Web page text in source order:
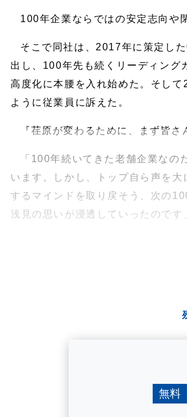
100年企業ならではの安定志向や
そこで同社は、2017年に策定し
出し、100年先も続くリーディング
高度化に本腰を入れ始めた。そし
ように従業員に訴えた。
『荏原が変わるために、まず皆さ
「100年続いてきた老舗企業な
います。しかし、トップ自ら声を
するマインドを取り戻そう、次の
浅見の思いが浸透していったのです
無料